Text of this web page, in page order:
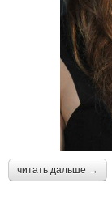
читать дальше →